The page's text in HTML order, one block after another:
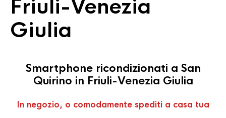
Friuli-Venezia
Giulia
Smartphone ricondizionati a San
Quirino in Friuli-Venezia Giulia
In negozio, o comodamente spediti a casa tua